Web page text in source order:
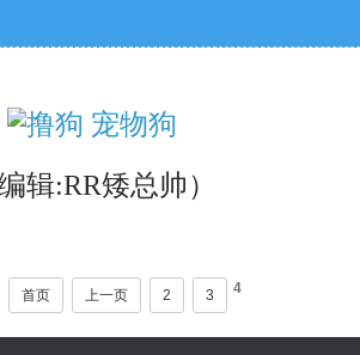
编辑:RR矮总帅）
首页 上一页 2 3 4